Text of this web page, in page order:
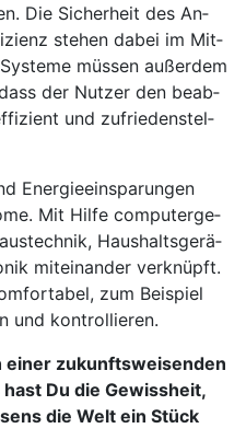
Die Sicher­heit des An­
ste­hen da­bei im Mit­
müs­sen au­ßer­dem
der Nut­zer den be­ab­
und zu­frie­den­stel­
Ener­gie­ein­spa­run­gen
Mit Hil­fe com­pu­ter­ge­
Haus­halts­ge­rä­
mit­ein­an­der ver­knüpft.
zum Bei­spiel
und kon­trol­lie­ren.
ei­ner zu­kunfts­wei­sen­den
Du die Ge­wiss­heit,
die Welt ein Stück